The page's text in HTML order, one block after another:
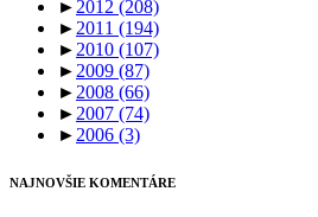
► 2012 (208)
► 2011 (194)
► 2010 (107)
► 2009 (87)
► 2008 (66)
► 2007 (74)
► 2006 (3)
NAJNOVŠIE KOMENTÁRE